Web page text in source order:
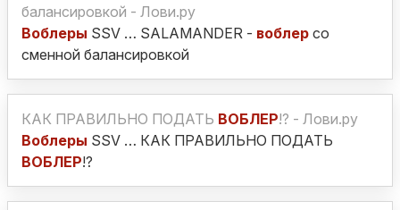
балансировкой - Лови.ру
Воблеры SSV … SALAMANDER - воблер со
сменной балансировкой
КАК ПРАВИЛЬНО ПОДАТЬ ВОБЛЕР!? - Лови.ру
Воблеры SSV … КАК ПРАВИЛЬНО ПОДАТЬ
ВОБЛЕР!?